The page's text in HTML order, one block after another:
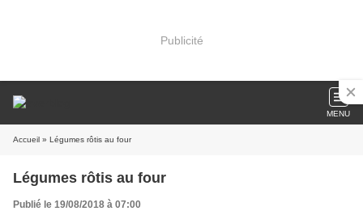
Publicité
MENU
Accueil » Légumes rôtis au four
Légumes rôtis au four
Publié le 19/08/2018 à 07:00